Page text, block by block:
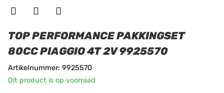
TOP PERFORMANCE PAKKINGSET
80CC PIAGGIO 4T 2V 9925570
Artikelnummer: 9925570
Dit product is op voorraad